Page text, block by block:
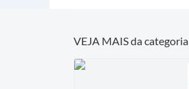
VEJA MAIS da categoria